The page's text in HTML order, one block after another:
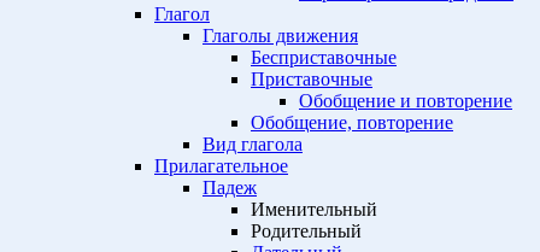
Глагол
Глаголы движения
Бесприставочные
Приставочные
Обобщение и повторение
Обобщение, повторение
Вид глагола
Прилагательное
Падеж
Именительный
Родительный